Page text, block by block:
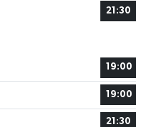
21:30
19:00
19:00
21:30